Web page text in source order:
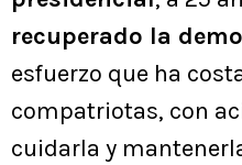
recuperado la
esfuerzo que ha
compatriotas, con
cuidarla y